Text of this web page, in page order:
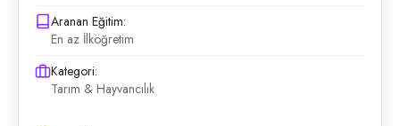
Aranan Eğitim:
En az İlköğretim
Kategori:
Tarım & Hayvancılık